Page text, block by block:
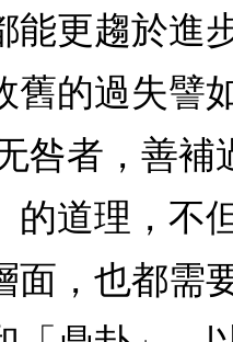
更趨於進
的過失譬
咎者，善補
道理，不
面，也都需